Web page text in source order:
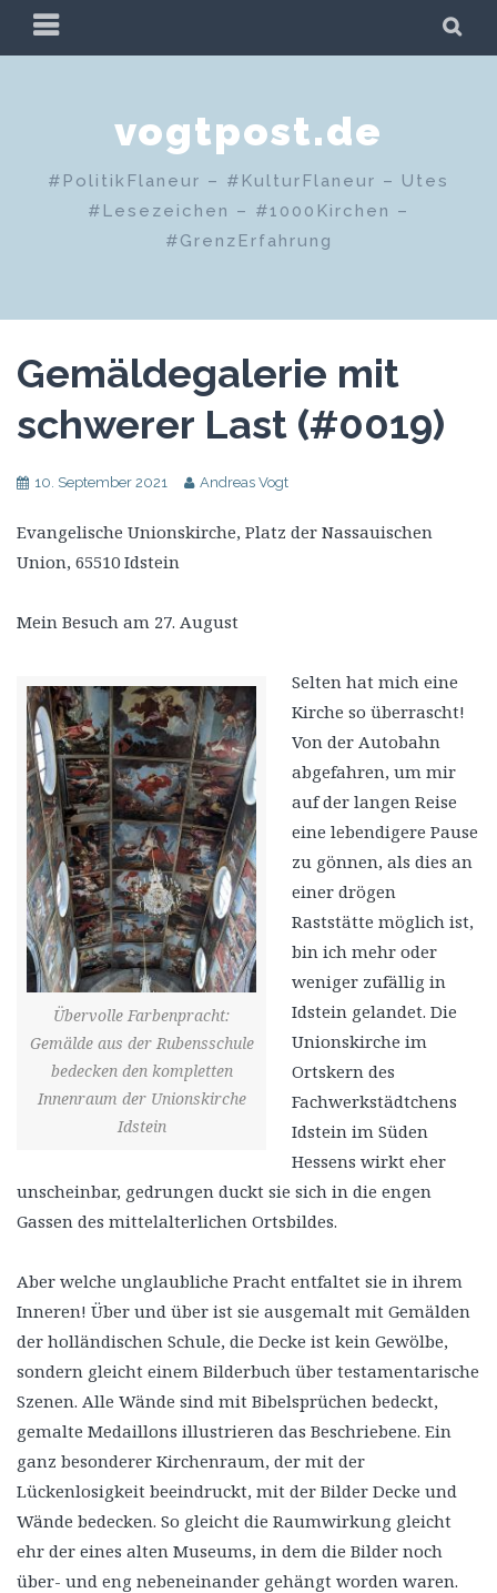
Zum
PRIMÄRES
MENÜ
vogtpost.de
#PolitikFlaneur – #KulturFlaneur – Utes
#Lesezeichen – #1000Kirchen –
#GrenzErfahrung
Gemäldegalerie mit
schwerer Last (#0019)
10. September 2021 Andreas Vogt
Evangelische Unionskirche, Platz der Nassauischen
Union, 65510 Idstein
Mein Besuch am 27. August
Übervolle Farbenpracht:
Gemälde aus der Rubensschule
bedecken den kompletten
Innenraum der Unionskirche
Idstein
Selten hat mich eine
Kirche so überrascht!
Von der Autobahn
abgefahren, um mir
auf der langen Reise
eine lebendigere Pause
zu gönnen, als dies an
einer drögen
Raststätte möglich ist,
bin ich mehr oder
weniger zufällig in
Idstein gelandet. Die
Unionskirche im
Ortskern des
Fachwerkstädtchens
Idstein im Süden
Hessens wirkt eher
unscheinbar, gedrungen duckt sie sich in die engen
Gassen des mittelalterlichen Ortsbildes.
Aber welche unglaubliche Pracht entfaltet sie in ihrem
Inneren! Über und über ist sie ausgemalt mit Gemälden
der holländischen Schule, die Decke ist kein Gewölbe,
sondern gleicht einem Bilderbuch über testamentarische
Szenen. Alle Wände sind mit Bibelsprüchen bedeckt,
gemalte Medaillons illustrieren das Beschriebene. Ein
ganz besonderer Kirchenraum, der mit der
Lückenlosigkeit beeindruckt, mit der Bilder Decke und
Wände bedecken. So gleicht die Raumwirkung gleicht
ehr der eines alten Museums, in dem die Bilder noch
über- und eng nebeneinander gehängt worden waren.